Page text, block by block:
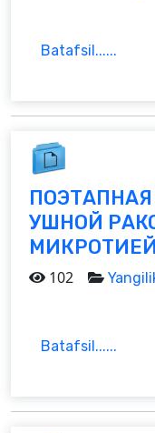
Batafsil......
УШНОЙ
102
Batafsil......